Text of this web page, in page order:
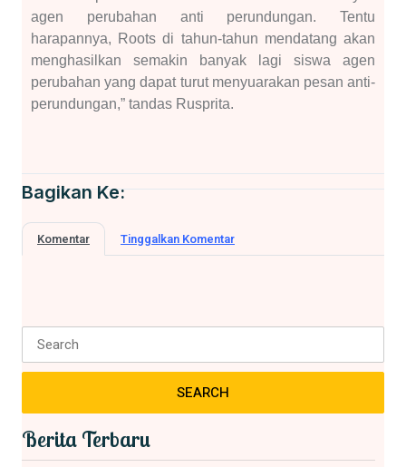
agen perubahan anti perundungan. Tentu
harapannya, Roots di tahun-tahun mendatang akan
menghasilkan semakin banyak lagi siswa agen
perubahan yang dapat turut menyuarakan pesan anti-
perundungan,” tandas Rusprita.
Bagikan Ke:
Komentar Tinggalkan Komentar
SEARCH
Berita Terbaru